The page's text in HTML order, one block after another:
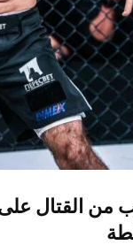
القتال على